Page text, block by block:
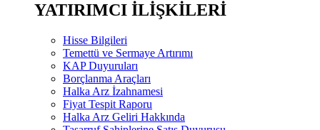
YATIRIMCI İLİŞKİLERİ
Hisse Bilgileri
Temettü ve Sermaye Artırımı
KAP Duyuruları
Borçlanma Araçları
Halka Arz İzahnamesi
Fiyat Tespit Raporu
Halka Arz Geliri Hakkında